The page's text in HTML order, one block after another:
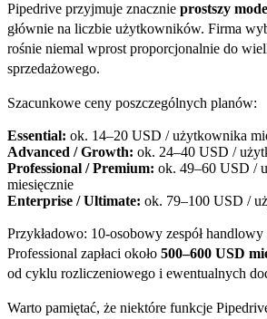
Pipedrive przyjmuje znacznie prostszy
głównie na liczbie użytkowników. Firma
rośnie niemal wprost proporcjonalnie do
sprzedażowego.
Szacunkowe ceny poszczególnych planów:
Essential: ok. 14–20 USD / użytkownika
Advanced / Growth: ok. 24–40 USD /
Professional / Premium: ok. 49–60 USD /
miesięcznie
Enterprise / Ultimate: ok. 79–100 USD /
Przykładowo: 10-osobowy zespół
Professional zapłaci około 500–600 USD
od cyklu rozliczeniowego i ewentualnych
Warto pamiętać, że niektóre funkcje